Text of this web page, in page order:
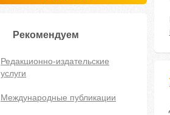
Рекомендуем
Редакционно-издательские
услуги
Международные публикации